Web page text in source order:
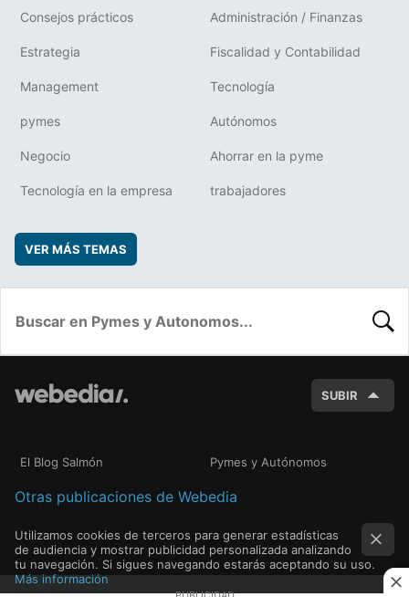
Consejos prácticos Administración / Finanzas
Estrategia Fiscalidad y Contabilidad
Management Tecnología
pymes Autónomos
Negocio Ahorrar en la pyme
Tecnología en la empresa trabajadores
VER MÁS TEMAS
SUBIR
El Blog Salmón Pymes y Autónomos
Otras publicaciones de Webedia
Utilizamos cookies de terceros para generar estadísticas
de audiencia y mostrar publicidad personalizada analizando
tu navegación. Si sigues navegando estarás aceptando su uso.
Más información